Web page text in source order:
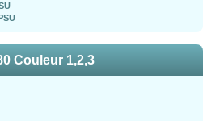
Couleur 1,2,3